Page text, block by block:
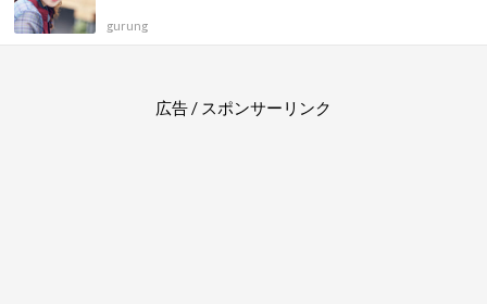
gurung
広告 / スポンサーリンク